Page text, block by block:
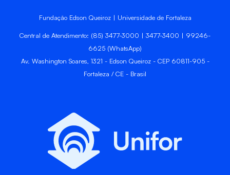
Fundação Edson Queiroz | Universidade de Fortaleza
Central de Atendimento: (85) 3477-3000 | 3477-3400 | 99246-
6625 (WhatsApp)
Av. Washington Soares, 1321 - Edson Queiroz - CEP 60811-905 -
Fortaleza / CE - Brasil